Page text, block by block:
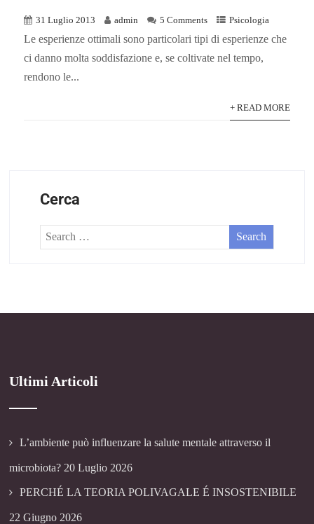
31 Luglio 2013 admin 5 Comments Psicologia
Le esperienze ottimali sono particolari tipi di esperienze che
ci danno molta soddisfazione e, se coltivate nel tempo,
rendono le...
+ READ MORE
Cerca
Ultimi Articoli
L’ambiente può influenzare la salute mentale attraverso il
microbiota? 20 Luglio 2026
PERCHÉ LA TEORIA POLIVAGALE É INSOSTENIBILE
22 Giugno 2026